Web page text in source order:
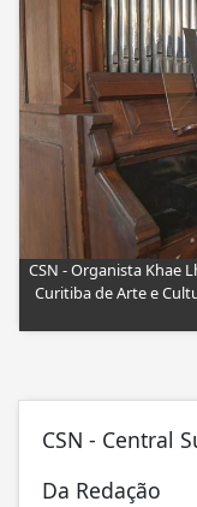
CSN - Organista Khae
Curitiba de Arte e
CSN - Central
Da Redação